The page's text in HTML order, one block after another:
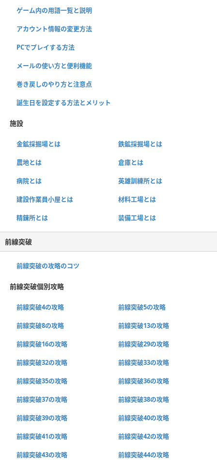
ゲーム内の用語一覧と説明
アカウント情報の変更方法
PCでプレイする方法
メールの使い方と便利機能
巻き戻しのやり方と注意点
誕生日を設定する方法とメリット
施設
金鉱採掘場とは 鉄鉱採掘場とは
農地とは 倉庫とは
病院とは 英雄訓練所とは
建設作業員小屋とは 材料工場とは
精錬所とは 装備工場とは
前線突破
前線突破の攻略のコツ
前線突破個別攻略
前線突破4の攻略 前線突破5の攻略
前線突破8の攻略 前線突破13の攻略
前線突破16の攻略 前線突破29の攻略
前線突破32の攻略 前線突破33の攻略
前線突破35の攻略 前線突破36の攻略
前線突破37の攻略 前線突破38の攻略
前線突破39の攻略 前線突破40の攻略
前線突破41の攻略 前線突破42の攻略
前線突破43の攻略 前線突破44の攻略